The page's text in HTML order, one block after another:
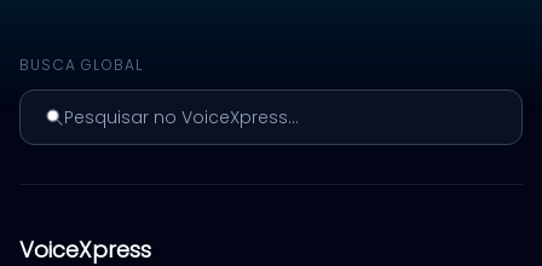
BUSCA GLOBAL
Pesquisar no VoiceXpress...
VoiceXpress